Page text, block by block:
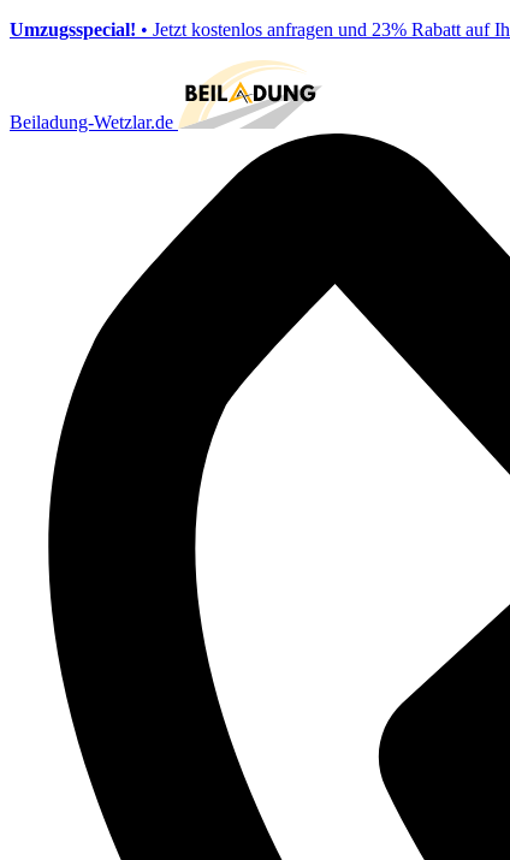
Umzugsspecial! • Jetzt kostenlos anfragen und 23% Rabatt auf
Beiladung-Wetzlar.de